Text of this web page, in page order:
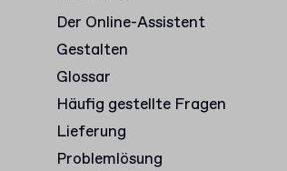
Der Online-Assistent
Gestalten
Glossar
Häufig gestellte Fragen
Lieferung
Problemlösung